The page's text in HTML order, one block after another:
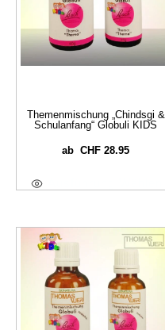
Themenmischung „Chindsgi &
Schulanfang“ Globuli KIDS
abCHF 28.95